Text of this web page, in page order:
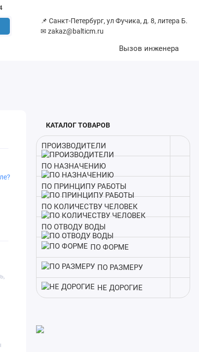
📌 Санкт-Петербург, ул Фучика, д. 8, литера Б.
✉ zakaz@balticm.ru
Вызов инженера
КАТАЛОГ ТОВАРОВ
ПРОИЗВОДИТЕЛИ
ПО НАЗНАЧЕНИЮ
ПО ПРИНЦИПУ РАБОТЫ
ПО КОЛИЧЕСТВУ ЧЕЛОВЕК
ПО ОТВОДУ ВОДЫ
ПО ФОРМЕ
ПО РАЗМЕРУ
НЕ ДОРОГИЕ